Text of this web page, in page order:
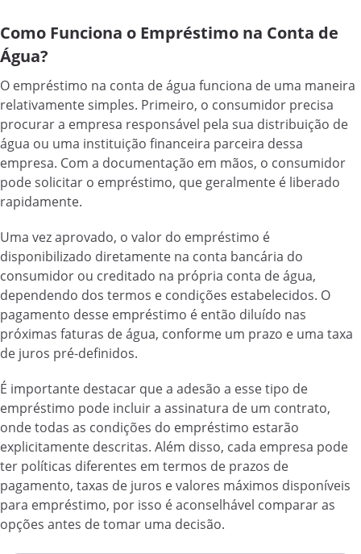
Como Funciona o Empréstimo na Conta de
Água?
O empréstimo na conta de água funciona de uma maneira
relativamente simples. Primeiro, o consumidor precisa
procurar a empresa responsável pela sua distribuição de
água ou uma instituição financeira parceira dessa
empresa. Com a documentação em mãos, o consumidor
pode solicitar o empréstimo, que geralmente é liberado
rapidamente.
Uma vez aprovado, o valor do empréstimo é
disponibilizado diretamente na conta bancária do
consumidor ou creditado na própria conta de água,
dependendo dos termos e condições estabelecidos. O
pagamento desse empréstimo é então diluído nas
próximas faturas de água, conforme um prazo e uma taxa
de juros pré-definidos.
É importante destacar que a adesão a esse tipo de
empréstimo pode incluir a assinatura de um contrato,
onde todas as condições do empréstimo estarão
explicitamente descritas. Além disso, cada empresa pode
ter políticas diferentes em termos de prazos de
pagamento, taxas de juros e valores máximos disponíveis
para empréstimo, por isso é aconselhável comparar as
opções antes de tomar uma decisão.